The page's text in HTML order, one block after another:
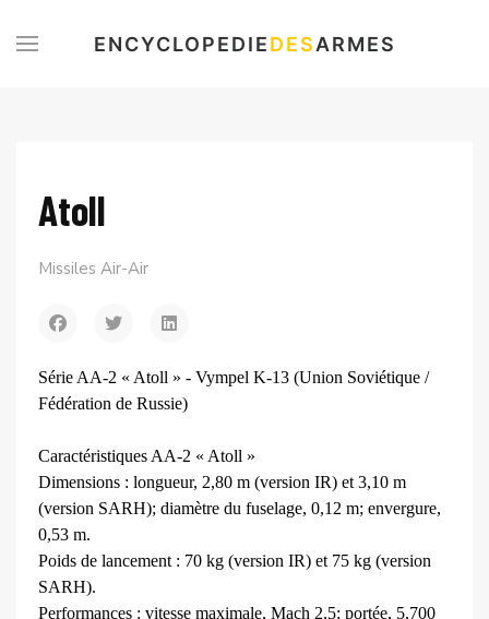
ENCYCLOPEDIEDESARMES
Atoll
Missiles Air-Air
Série AA-2 « Atoll » - Vympel K-13 (Union Soviétique /
Fédération de Russie)
Caractéristiques AA-2 « Atoll »
Dimensions : longueur, 2,80 m (version IR) et 3,10 m
(version SARH); diamètre du fuselage, 0,12 m; envergure,
0,53 m.
Poids de lancement : 70 kg (version IR) et 75 kg (version
SARH).
Performances : vitesse maximale, Mach 2,5; portée, 5,700